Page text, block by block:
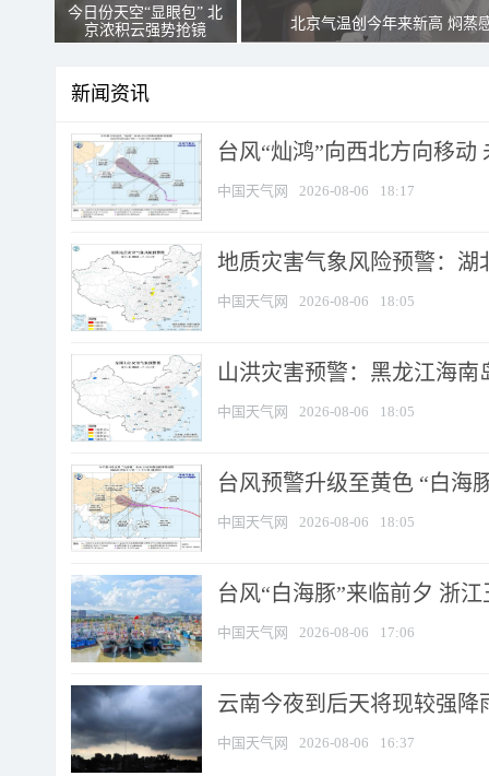
今日份天空“显眼包” 北
京浓积云强势抢镜
北京气温创今年来新高 焖蒸
新闻资讯
台风“灿鸿”向西北方向移动
中国天气网 2026-08-06 18:17
地质灾害气象风险预警：湖
中国天气网 2026-08-06 18:05
山洪灾害预警：黑龙江海
中国天气网 2026-08-06 18:05
台风预警升级至黄色 “白海
中国天气网 2026-08-06 18:05
台风“白海豚”来临前夕 浙
中国天气网 2026-08-06 17:06
云南今夜到后天将现较强降
中国天气网 2026-08-06 16:37